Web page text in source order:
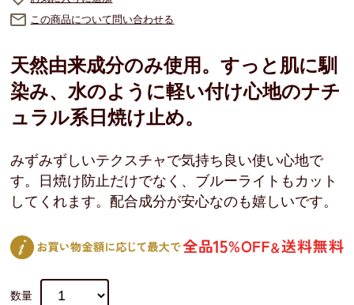
この商品について問い合わせる
天然由来成分のみ使用。すっと肌に馴
染み、水のように軽い付け心地のナチ
ュラル系日焼け止め。
みずみずしいテクスチャで気持ち良い使い心地で
す。日焼け防止だけでなく、ブルーライトもカット
してくれます。配合成分が安心なのも嬉しいです。
数量